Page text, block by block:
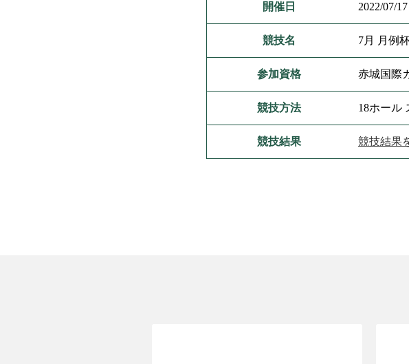
開催日 2022/07/17
競技名 7月 月例
参加資格 赤城国際
競技方法 18ホール
競技結果 競技結果